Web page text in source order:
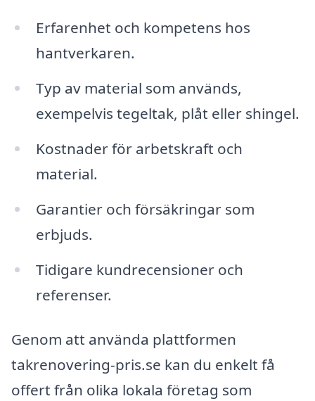
Erfarenhet och kompetens hos
hantverkaren.
Typ av material som används,
exempelvis tegeltak, plåt eller shingel.
Kostnader för arbetskraft och
material.
Garantier och försäkringar som
erbjuds.
Tidigare kundrecensioner och
referenser.
Genom att använda plattformen
takrenovering-pris.se kan du enkelt få
offert från olika lokala företag som